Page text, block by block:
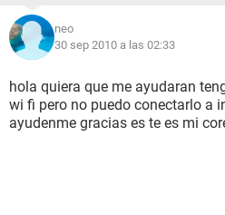
neo
30 sep 2010 a las 02:33
hola quiera que me ayudaran
wi fi pero no puedo conectarlo a
ayudenme gracias es te es mi